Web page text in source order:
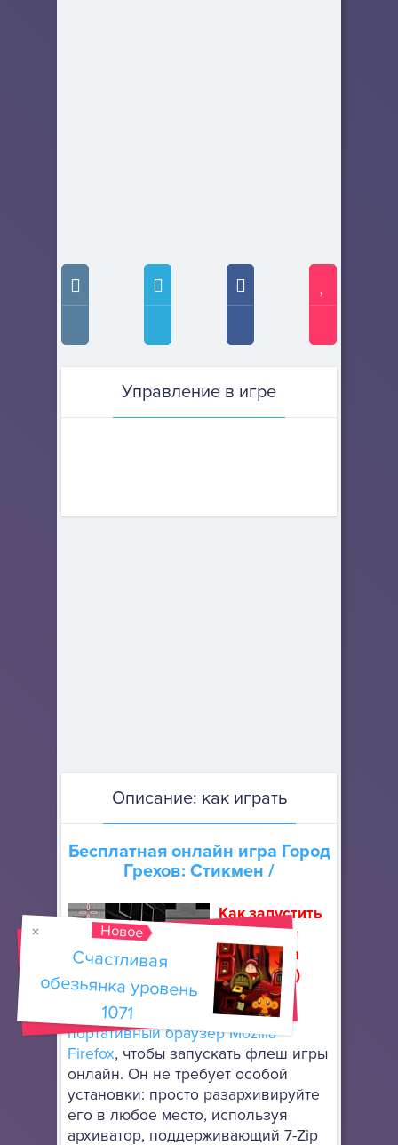
Управление в игре
Описание: как играть
Бесплатная онлайн игра Город
Грехов: Стикмен /
Как запустить
флеш игру
(How to run
flash game)
Скачайте
портативный браузер Mozilla
Firefox, чтобы запускать флеш игры
онлайн. Он не требует особой
установки: просто разархивируйте
его в любое место, используя
архиватор, поддерживающий 7-Zip
Новое
Счастливая
обезьянка уровень
1071